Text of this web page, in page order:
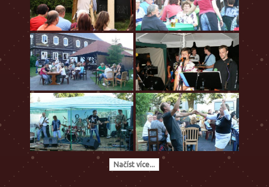
Načíst více...